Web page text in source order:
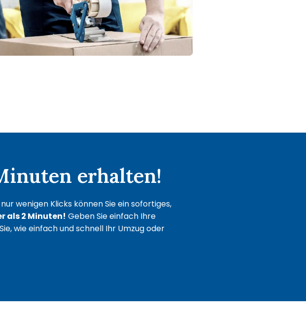
erhalten!
wenigen Klicks können Sie ein sofortiges,
als 2 Minuten! Geben Sie einfach Ihre
wie einfach und schnell Ihr Umzug oder